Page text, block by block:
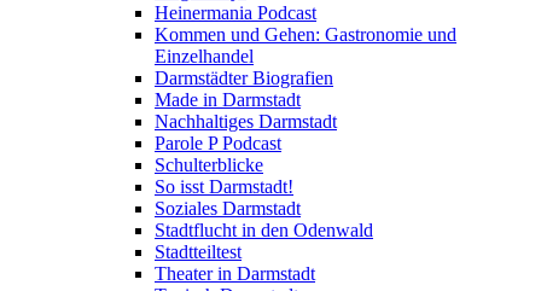
Heinermania Podcast
Kommen und Gehen: Gastronomie und
Einzelhandel
Darmstädter Biografien
Made in Darmstadt
Nachhaltiges Darmstadt
Parole P Podcast
Schulterblicke
So isst Darmstadt!
Soziales Darmstadt
Stadtflucht in den Odenwald
Stadtteiltest
Theater in Darmstadt